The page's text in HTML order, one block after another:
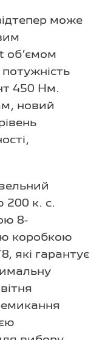
може
об’ємом
450 Нм.
новий
200 к. с.
8-
коробкою
які гарантує